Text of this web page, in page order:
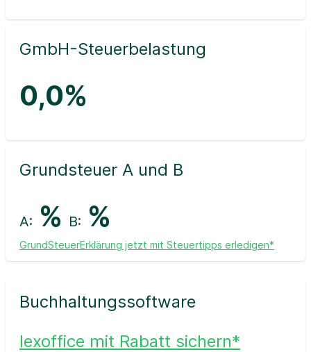
GmbH-Steuerbelastung
0,0%
Grundsteuer A und B
A: % B: %
GrundSteuerErklärung jetzt mit Steuertipps erledigen*
Buchhaltungssoftware
lexoffice mit Rabatt sichern*